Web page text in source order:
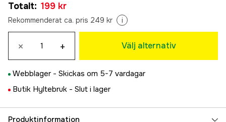
249 kr
40/42
199 kr
43/45
199 kr
Totalt: 199 kr
Rekommenderat ca. pris 249 kr i
× + Välj alternativ
Webblager - Skickas om 5-7 vardagar
Butik Hyltebruk - Slut i lager
Produktinformation